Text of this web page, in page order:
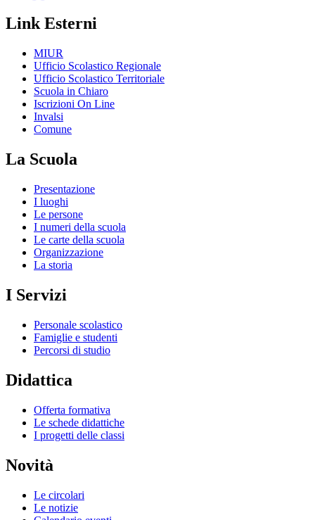
Link Esterni
MIUR
Ufficio Scolastico Regionale
Ufficio Scolastico Territoriale
Scuola in Chiaro
Iscrizioni On Line
Invalsi
Comune
La Scuola
Presentazione
I luoghi
Le persone
I numeri della scuola
Le carte della scuola
Organizzazione
La storia
I Servizi
Personale scolastico
Famiglie e studenti
Percorsi di studio
Didattica
Offerta formativa
Le schede didattiche
I progetti delle classi
Novità
Le circolari
Le notizie